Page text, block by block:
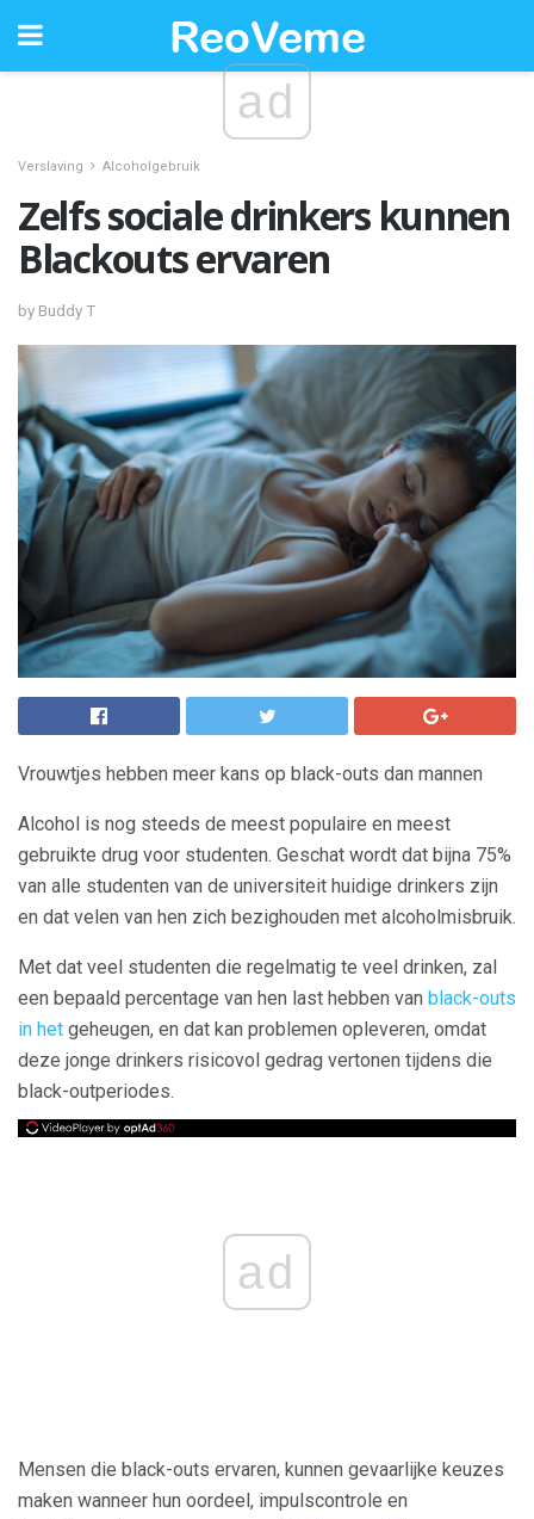
ad
Verslaving Alcoholgebruik
Zelfs sociale drinkers kunnen
Blackouts ervaren
by Buddy T
Vrouwtjes hebben meer kans op black-outs dan mannen
Alcohol is nog steeds de meest populaire en meest
gebruikte drug voor studenten. Geschat wordt dat bijna 75%
van alle studenten van de universiteit huidige drinkers zijn
en dat velen van hen zich bezighouden met alcoholmisbruik.
Met dat veel studenten die regelmatig te veel drinken, zal
een bepaald percentage van hen last hebben van black-outs
in het geheugen, en dat kan problemen opleveren, omdat
deze jonge drinkers risicovol gedrag vertonen tijdens die
black-outperiodes.
ad
Mensen die black-outs ervaren, kunnen gevaarlijke keuzes
maken wanneer hun oordeel, impulscontrole en